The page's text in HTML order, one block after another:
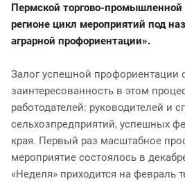
Пермской торгово-промышленной
регионе цикл мероприятий под
аграрной профориентации».
Залог успешной профориентации
заинтересованность в этом
работодателей: руководителей и
сельхозпредприятий, успешных
края. Первый раз масштабное
мероприятие состоялось в
«Неделя» приходится на февраль